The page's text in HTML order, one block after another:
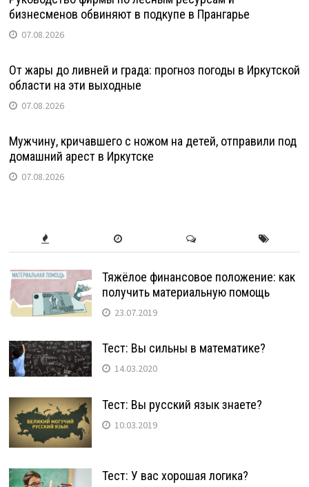
бизнесменов обвиняют в подкупе в Прангарье
07.08.2026
От жары до ливней и града: прогноз погоды в Иркутской
области на эти выходные
07.08.2026
Мужчину, кричавшего с ножом на детей, отправили под
домашний арест в Иркутске
07.08.2026
Тяжёлое финансовое положение: как
получить материальную помощь
23.07.2019
Тест: Вы сильны в математике?
14.03.2020
Тест: Вы русский язык знаете?
10.03.2019
Тест: У вас хорошая логика?